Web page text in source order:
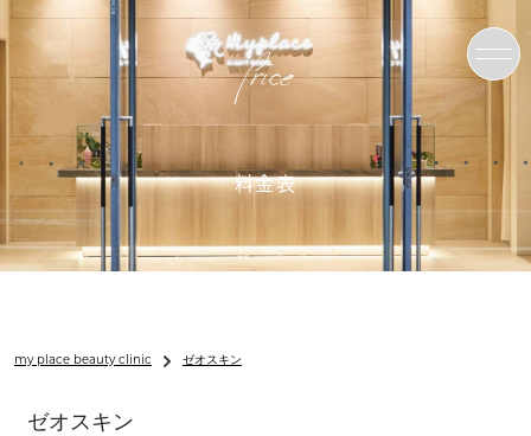
Price
料金表
my place beauty clinic ゼオスキン
ゼオスキン